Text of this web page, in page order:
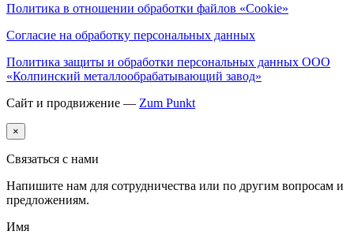
Политика в отношении обработки файлов «Cookie»
Согласие на обработку персональных данных
Политика защиты и обработки персональных данных ООО
«Колпинский металлообрабатывающий завод»
Сайт и продвижение — Zum Punkt
×
Связаться с нами
Напишите нам для сотрудничества или по другим вопросам и
предложениям.
Имя